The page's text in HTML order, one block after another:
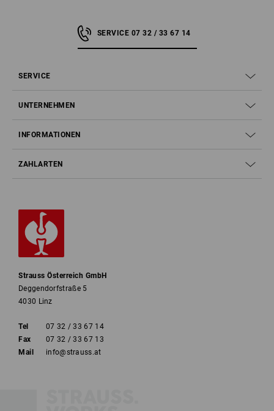
SERVICE 07 32 / 33 67 14
SERVICE
UNTERNEHMEN
INFORMATIONEN
ZAHLARTEN
Strauss Österreich GmbH
Deggendorfstraße 5
4030 Linz
Tel
07 32 / 33 67 14
Fax
07 32 / 33 67 13
Mail
info@strauss.at